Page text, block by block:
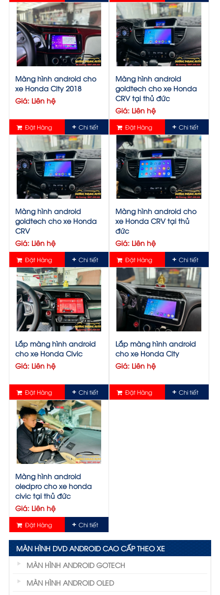
Màng hình android cho
xe Honda City 2018
Giá: Liên hệ
Đặt Hàng Chi tiết
Màng hình android
goldtech cho xe Honda
CRV tại thủ đức
Giá: Liên hệ
Đặt Hàng Chi tiết
Màng hình android
goldtech cho xe Honda
CRV
Giá: Liên hệ
Đặt Hàng Chi tiết
Màng hình android cho
xe Honda CRV tại thủ
đức
Giá: Liên hệ
Đặt Hàng Chi tiết
Lắp màng hình android
cho xe Honda Civic
Giá: Liên hệ
Đặt Hàng Chi tiết
Lắp màng hình android
cho xe Honda City
Giá: Liên hệ
Đặt Hàng Chi tiết
Màng hình android
oledpro cho xe honda
civic tại thủ đức
Giá: Liên hệ
Đặt Hàng Chi tiết
MÀN HÌNH DVD ANDROID CAO CẤP THEO XE
MÀN HÌNH ANDROID GOTECH
MÀN HÌNH ANDROID OLED